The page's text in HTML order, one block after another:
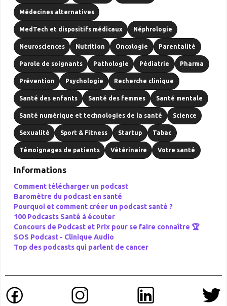
Médecines alternatives
MedTech et dispositifs médicaux Néphrologie
Neurosciences Nutrition Oncologie Parentalité
Parole de soignants Pathologie Pédiatrie Pharma
Prévention Psychologie Recherche clinique
Santé des enfants Santé des femmes Santé mentale
Santé numérique et technologies de la santé Science
Sexualité Sport & Fitness Startup Tabac
Témoignages de patients Vétérinaire Votre santé
Informations
Comment télécharger un podcast
Baromètre du podcast en santé
Pourquoi et comment créer un podcast santé ?
100 Podcasts Santé à écouter
Concours de Podcast et Prix pour se faire connaître 🏆
SOS Podcast - Clinique Audio
Top des podcasts qui parlent de cancer